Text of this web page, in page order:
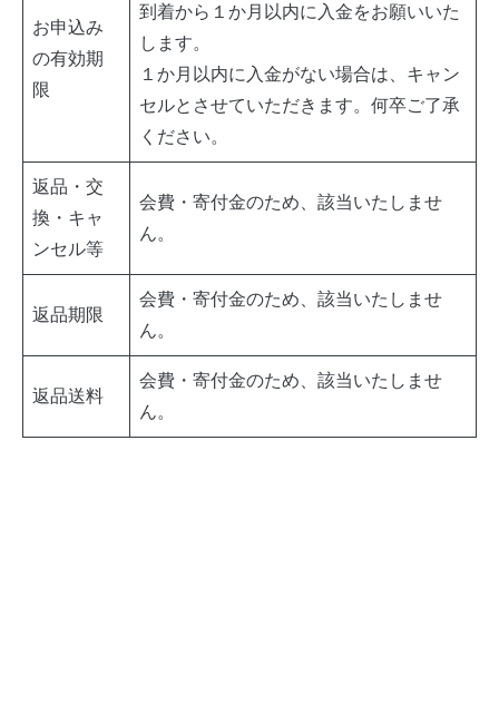
お申込み
の有効期
限
到着から１か月以内に入金をお願いいた
します。
１か月以内に入金がない場合は、キャン
セルとさせていただきます。何卒ご了承
ください。
返品・交
換・キャ
ンセル等
会費・寄付金のため、該当いたしませ
ん。
返品期限
会費・寄付金のため、該当いたしませ
ん。
返品送料
会費・寄付金のため、該当いたしませ
ん。